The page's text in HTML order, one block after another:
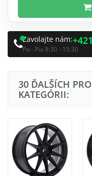
Zavolajte nám:
Po - Pia 8:30 - 15:30
30 ĎALŠÍCH
KATEGÓRII: